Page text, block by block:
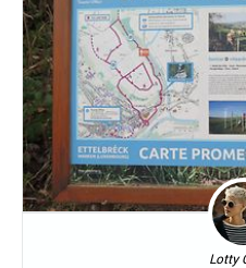
Lotty